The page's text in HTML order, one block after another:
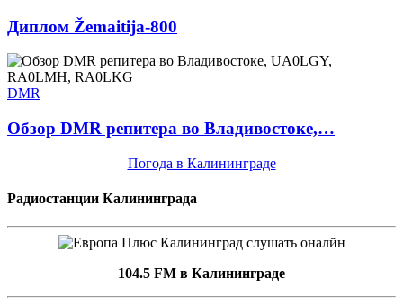
Диплом Žemaitija-800
DMR
Обзор DMR репитера во Владивостоке,…
Погода в Калининграде
Радиостанции Калининграда
104.5 FM в Калининграде